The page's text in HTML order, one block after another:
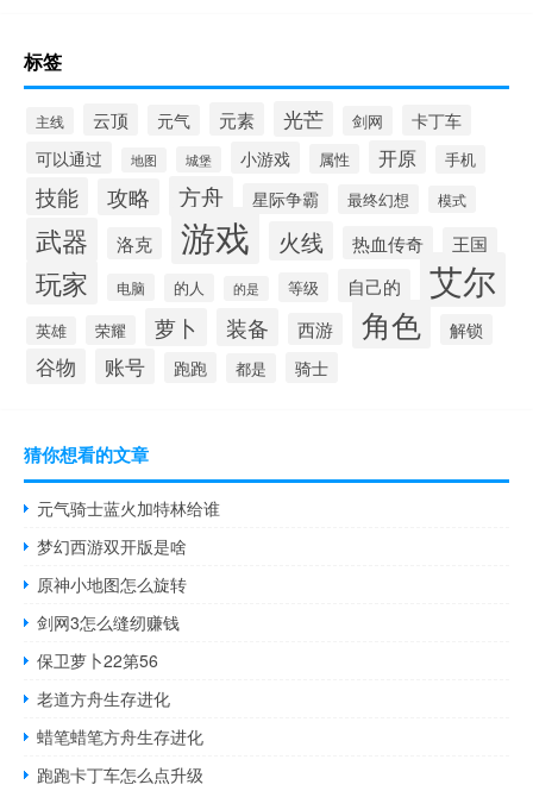
标签
主线 云顶 元气 元素 光芒 剑网 卡丁车
可以通过 地图 城堡 小游戏 属性 开原 手机
技能 攻略 方舟 星际争霸 最终幻想 模式
武器 洛克 游戏 火线 热血传奇 王国
玩家 电脑 的人 的是 等级 自己的 艾尔
英雄 荣耀 萝卜 装备 西游 角色 解锁
谷物 账号 跑跑 都是 骑士
猜你想看的文章
元气骑士蓝火加特林给谁
梦幻西游双开版是啥
原神小地图怎么旋转
剑网3怎么缝纫赚钱
保卫萝卜22第56
老道方舟生存进化
蜡笔蜡笔方舟生存进化
跑跑卡丁车怎么点升级